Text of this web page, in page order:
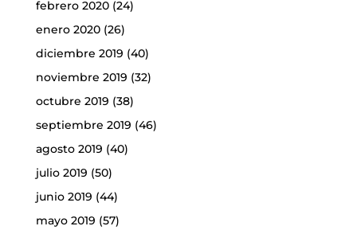
febrero 2020(24)
enero 2020(26)
diciembre 2019 (40)
noviembre 2019 (32)
octubre 2019 (38)
septiembre 2019 (46)
agosto 2019 (40)
julio 2019 (50)
junio 2019 (44)
mayo 2019 (57)